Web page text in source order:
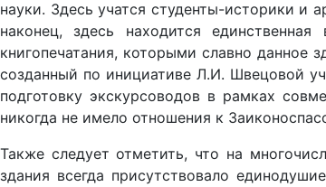
науки. Здесь учатся студенты-историки и
наконец, здесь находится
книгопечатания, которыми славно данное
созданный по инициативе Л.И. Швецовой
подготовку экскурсоводов в рамках
никогда не имело отношения к
Также следует отметить, что на
здания всегда присутствовало